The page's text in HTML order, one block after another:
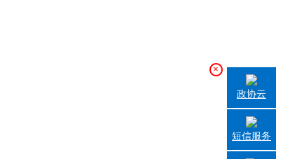
×
政协云
短信服务